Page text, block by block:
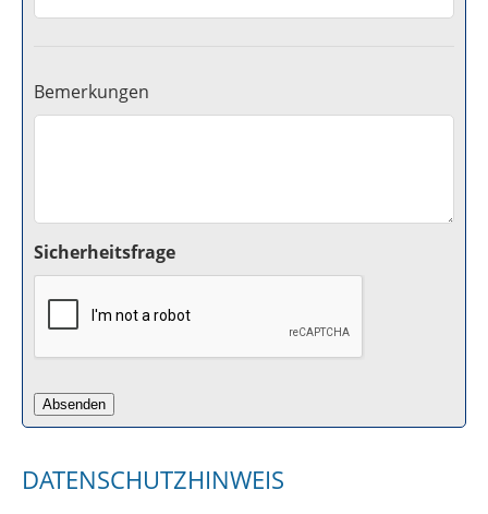
Bemerkungen
Sicherheitsfrage
DATENSCHUTZHINWEIS